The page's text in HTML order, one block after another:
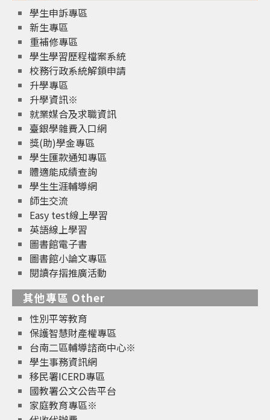
學生申訴專區
新生專區
重補修專區
學生學習歷程檔案系統
校務行政系統解鎖申請
升學專區
升學資訊※
就業媒合及求職資訊
臺銀學雜費入口網
獎(助)學金專區
學生匯款通知專區
體適能成績查詢
學生生涯輔導網
師生交流
Easy test線上學習
英語線上學習
圖書館電子書
圖書館小論文專區
閱讀存摺推廣活動
其他專區 Other
性別平等教育
保護智慧財產權專區
台南二區輔導諮商中心※
學生事務資訊網
移民署ICERD專區
國教署公文公告平台
家庭教育專區※